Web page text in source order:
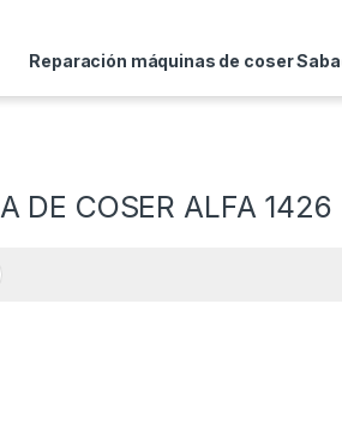
Reparación máquinas de coser
DE COSER ALFA 1426